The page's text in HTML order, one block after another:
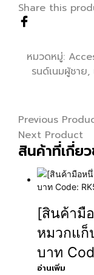
Share this
หมวดหมู่:
รนด์เนมผู้ชาย,
Previous
Next Product
สินค้าที่เกี่ย
[สินค้ามื
หมวกแก็
บาท
อ่านเพิ่ม